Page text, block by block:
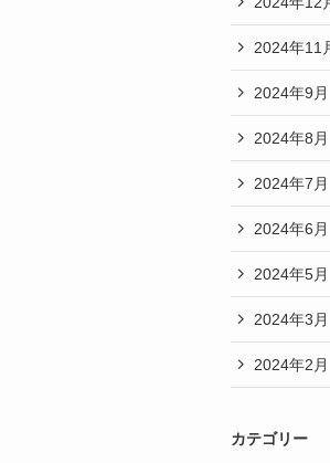
2024年11
2024年9月
2024年8月
2024年7月
2024年6月
2024年5月
2024年3月
2024年2月
カテゴリー